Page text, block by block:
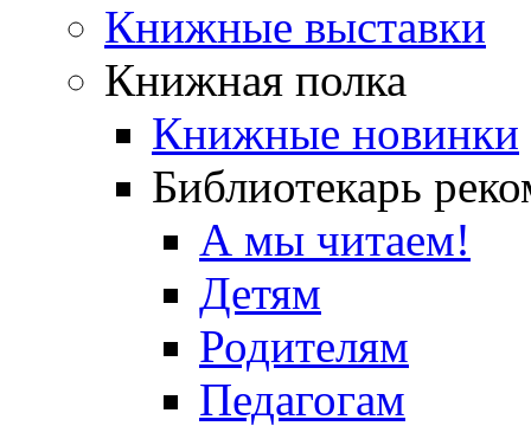
Книжные выставки
Книжная полка
Книжные новинки
Библиотекарь
А мы читаем!
Детям
Родителям
Педагогам